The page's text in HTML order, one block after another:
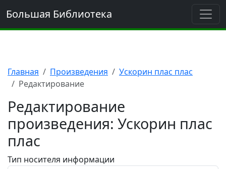
Большая Библиотека
Главная Произведения
Ускорин плас плас
Редактирование
Редактирование
произведения: Ускорин плас
плас
Тип носителя информации